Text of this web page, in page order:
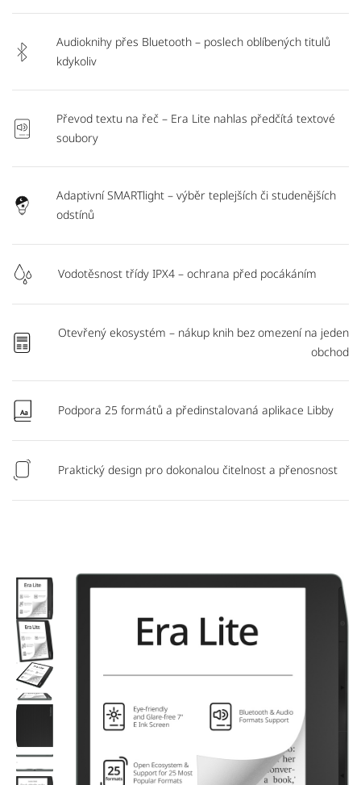
Audioknihy přes Bluetooth – poslech oblíbených titulů
kdykoliv
Převod textu na řeč – Era Lite nahlas předčítá textové
soubory
Adaptivní SMARTlight – výběr teplejších či studenějších
odstínů
Vodotěsnost třídy IPX4 – ochrana před pocákáním
Otevřený ekosystém – nákup knih bez omezení na jeden
obchod
Podpora 25 formátů a předinstalovaná aplikace Libby
Praktický design pro dokonalou čitelnost a přenosnost